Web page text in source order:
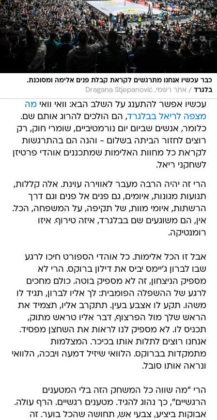
כבר עכשיו אנחנו מתרגשים לקראת קבלת פנים אלימה ומסוכנת.
בלגרד / אתר רשמי, Dragana Stjepanović
עכשיו אפשר להתענג על השלב הבא: וואי וואימה
מצפה לריאל בבלגרד, הם הולכים להרוג אותם שם.
כלומר, אנשים שביום יום נורמטיביים, שומרי חוק, רק
רוצים לחזור הביתה בשלום - והנה הם בהתרגשות
לקראת כל מחוות האלימות שמתכננים אוהדי פרטיזן
לשחקני ריאל.
הרי זה יהיה הרבה מעבר לאווירה עוינת. אלה קללות,
תנועות מגונות, איומים, גם פנים אל פנים וגם דרך
הרשתות, איומי מוות, של תקיפה, על המשפחה, הכל.
אין, הם משוגעים שם בבלגרד, איזה טירוף. איזו
רומנטיקה.
אבל זו הכל אלימות. כל אוהדי הספורט חיכו לרגע
שבו לברון ג'יימס יביס את דילון ברוקס. הרי לא
מספיק הניצחון, זה לא מספיק בוטה. כולם מחכים
לרגע של ההשפלה הפומבית: לך אליו לברון, תגיד לו
משהו. תקע לו אצבע בעין. תתקרב אליו, תצמיד את
הראש שלך מול הפרצוף, דבר אליו טראש מתוק,
תכניס לו. לא מספיק לנו לראות את השחצן מפסיד.
אנחנו רוצים לתלות אותו בכיכר. המצלמות
מתמקדות בברוקס. הלוואי שיזיל דמעה ויבכה, הלוואי
ונראה אותו סובל.
הרי "מה שווה כל המשחק הזה בלי המטענים
הרגשיים", כך נהוג להגיד. מטענים רגשיים. הרף עולה.
אבוקות ביציע, צבעי אש, תחושה שהכל בוער. זה